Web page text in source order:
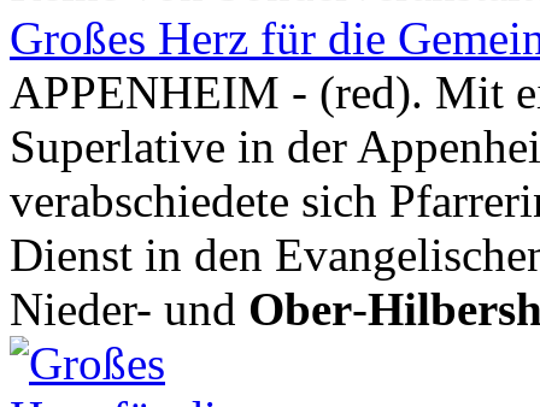
Großes Herz für die
APPENHEIM - (red). Mit
Superlative in der
verabschiedete sich
Dienst in den
Nieder- und Ober-